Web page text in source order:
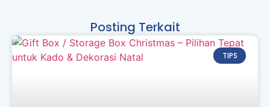
Posting Terkait
TIPS